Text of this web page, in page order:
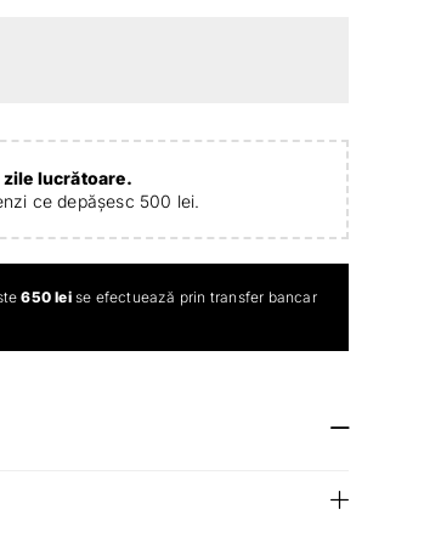
zile lucrătoare.
ce depășesc 500 lei.
650 leise efectuează prin transfer bancar